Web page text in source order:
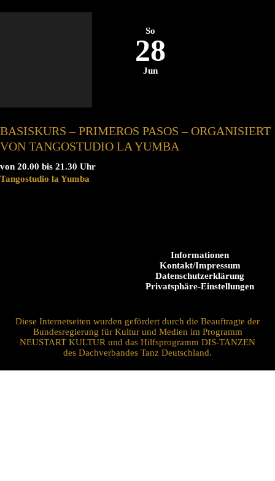
So
28
Jun
BASISKURS – PRIMEROS PASOS – ORGANISIERT
VON TANGOSTUDIO LA YUMBA
von 20.00 bis 21.30 Uhr
Tangostudio la Yumba
Informationen
Kontakt/Impressum
Datenschutzerklärung
Privatsphäre-Einstellungen
Diese Internetseiten wurden gefördert durch die Beauftragte der
Bundesregierung für Kultur und Medien im Programm
NEUSTART KULTUR und das Hilfsprogramm DIS-TANZEN
des Dachverbandes Tanz Deutschland.